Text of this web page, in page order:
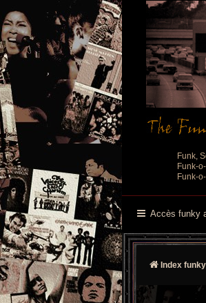
Funk,
Funk-
Funk-
Accès funky
Index funky